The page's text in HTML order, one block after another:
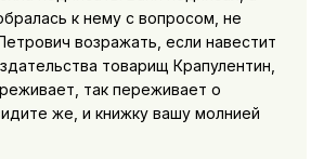
к нему с вопросом, не
возражать, если навестит
товарищ Крапулентин,
так переживает о
же, и книжку вашу молнией